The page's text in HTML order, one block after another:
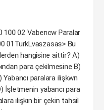
100 02 Vabencw Paralar
01TurkLvaszasas> Bu
hangisine aittir? A)
para çekilmesine B)
paralara ilişkwn
İşletmenin yabancı para
ilişkın bir çekin tahsil